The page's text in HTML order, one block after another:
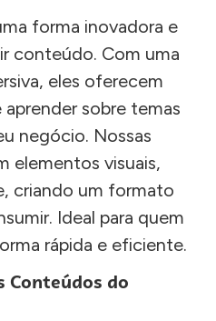
forma inovadora e
conteúdo. Com uma
eles oferecem
sobre temas
negócio. Nossas
elementos visuais,
criando um formato
Ideal para quem
rápida e eficiente.
Conteúdos do